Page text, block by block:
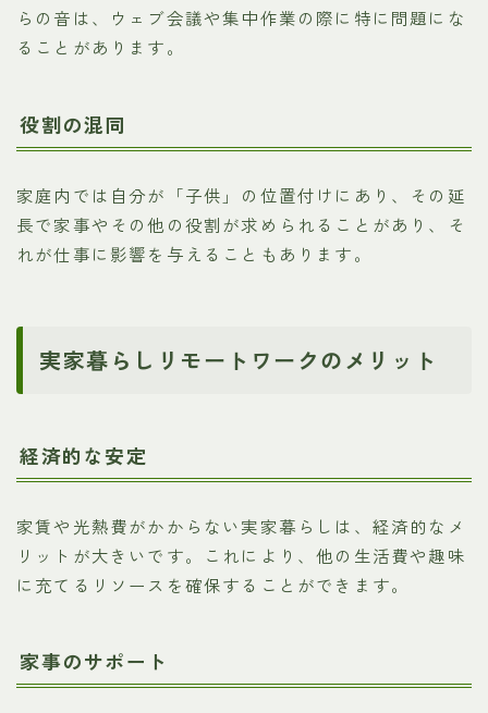
らの音は、ウェブ会議や集中作業の際に特に問題にな
ることがあります。
役割の混同
家庭内では自分が「子供」の位置付けにあり、その延
長で家事やその他の役割が求められることがあり、そ
れが仕事に影響を与えることもあります。
実家暮らしリモートワークのメリット
経済的な安定
家賃や光熱費がかからない実家暮らしは、経済的なメ
リットが大きいです。これにより、他の生活費や趣味
に充てるリソースを確保することができます。
家事のサポート